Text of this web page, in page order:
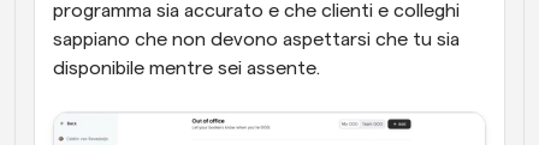
programma sia accurato e che clienti e colleghi
sappiano che non devono aspettarsi che tu sia
disponibile mentre sei assente.